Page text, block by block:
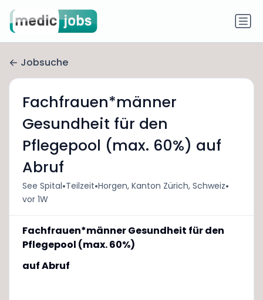
Jobsuche
Fachfrauen*männer
Gesundheit für den
Pflegepool (max. 60%) auf
Abruf
See Spital•Teilzeit•Horgen, Kanton Zürich, Schweiz•
vor 1W
Fachfrauen*männer Gesundheit für den
Pflegepool (max. 60%)
auf Abruf